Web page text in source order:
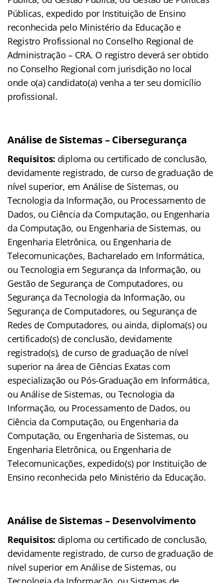
Públicas, expedido por Instituição de Ensino
reconhecida pelo Ministério da Educação e
Registro Profissional no Conselho Regional de
Administração – CRA. O registro deverá ser obtido
no Conselho Regional com jurisdição no local
onde o(a) candidato(a) venha a ter seu domicílio
profissional.
Análise de Sistemas – Cibersegurança
Requisitos: diploma ou certificado de conclusão,
devidamente registrado, de curso de graduação de
nível superior, em Análise de Sistemas, ou
Tecnologia da Informação, ou Processamento de
Dados, ou Ciência da Computação, ou Engenharia
da Computação, ou Engenharia de Sistemas, ou
Engenharia Eletrônica, ou Engenharia de
Telecomunicações, Bacharelado em Informática,
ou Tecnologia em Segurança da Informação, ou
Gestão de Segurança de Computadores, ou
Segurança da Tecnologia da Informação, ou
Segurança de Computadores, ou Segurança de
Redes de Computadores, ou ainda, diploma(s) ou
certificado(s) de conclusão, devidamente
registrado(s), de curso de graduação de nível
superior na área de Ciências Exatas com
especialização ou Pós-Graduação em Informática,
ou Análise de Sistemas, ou Tecnologia da
Informação, ou Processamento de Dados, ou
Ciência da Computação, ou Engenharia da
Computação, ou Engenharia de Sistemas, ou
Engenharia Eletrônica, ou Engenharia de
Telecomunicações, expedido(s) por Instituição de
Ensino reconhecida pelo Ministério da Educação.
Análise de Sistemas – Desenvolvimento
Requisitos: diploma ou certificado de conclusão,
devidamente registrado, de curso de graduação de
nível superior em Análise de Sistemas, ou